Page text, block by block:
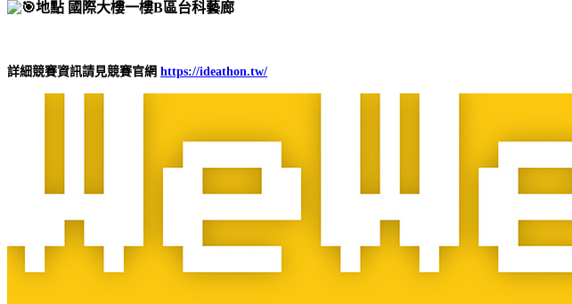
地點 國際大樓一樓B區台科藝廊
詳細競賽資訊請見競賽官網 https://ideathon.tw/